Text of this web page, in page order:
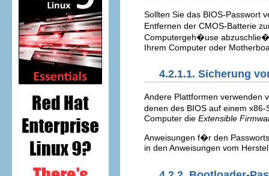
Sollten Sie das BIOS-Passwort
Entfernen der CMOS-Batterie
Computergeh�use
Ihrem Computer oder
4.2.1.1. Sicherung
Andere Plattformen verwenden
denen des BIOS auf einem
Computer die Extensible
Anweisungen f�r den
in den Anweisungen vom